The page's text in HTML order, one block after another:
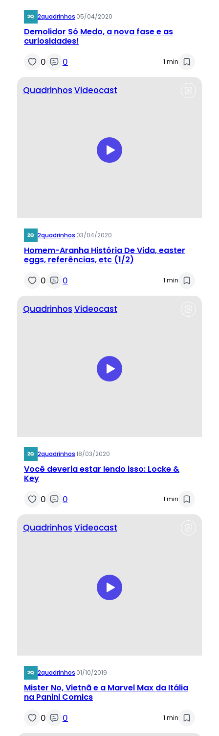
2quadrinhos·05/04/2020
Demolidor Só Medo, a nova fase e as
curiosidades!
0 0 1 min
Quadrinhos Videocast
2quadrinhos·03/04/2020
Homem-Aranha História De Vida, easter
eggs, referências, etc (1/2)
0 0 1 min
Quadrinhos Videocast
2quadrinhos·18/03/2020
Você deveria estar lendo isso: Locke &
Key
0 0 1 min
Quadrinhos Videocast
2quadrinhos·01/10/2019
Mister No, Vietnã e a Marvel Max da Itália
na Panini Comics
0 0 1 min